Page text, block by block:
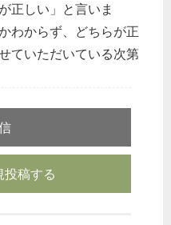
正しい」と言いま
わからず、どちらが正
ていただいている次第
投稿する